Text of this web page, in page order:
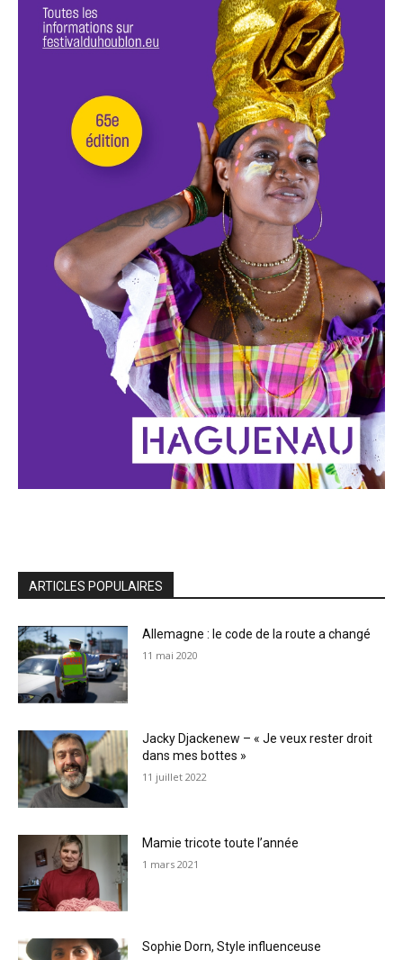
ARTICLES POPULAIRES
Allemagne : le code de la route a changé
11 mai 2020
Jacky Djackenew – « Je veux rester droit
dans mes bottes »
11 juillet 2022
Mamie tricote toute l’année
1 mars 2021
Sophie Dorn, Style influenceuse